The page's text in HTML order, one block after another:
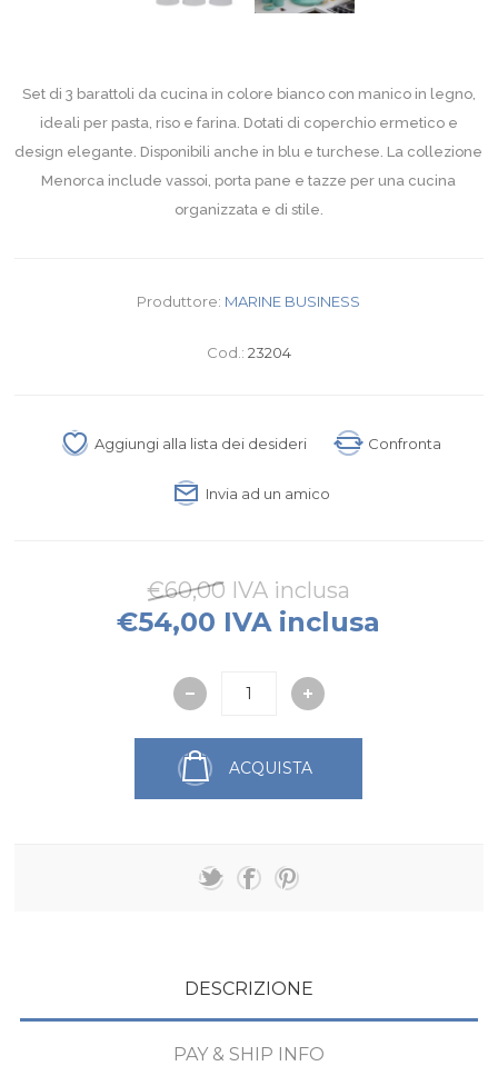
Set di 3 barattoli da cucina in colore bianco con manico in legno,
ideali per pasta, riso e farina. Dotati di coperchio ermetico e
design elegante. Disponibili anche in blu e turchese. La collezione
Menorca include vassoi, porta pane e tazze per una cucina
organizzata e di stile.
Produttore: MARINE BUSINESS
Cod.: 23204
Aggiungi alla lista dei desideri Confronta
Invia ad un amico
€60,00 IVA inclusa
€54,00 IVA inclusa
ACQUISTA
DESCRIZIONE
PAY & SHIP INFO